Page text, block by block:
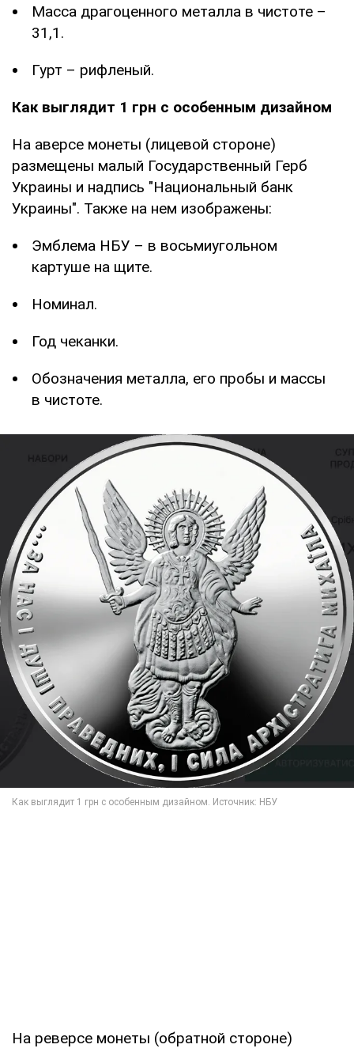
Масса драгоценного металла в чистоте –
31,1.
Гурт – рифленый.
Как выглядит 1 грн с особенным дизайном
На аверсе монеты (лицевой стороне)
размещены малый Государственный Герб
Украины и надпись "Национальный банк
Украины". Также на нем изображены:
Эмблема НБУ – в восьмиугольном
картуше на щите.
Номинал.
Год чеканки.
Обозначения металла, его пробы и массы
в чистоте.
На реверсе монеты (обратной стороне)